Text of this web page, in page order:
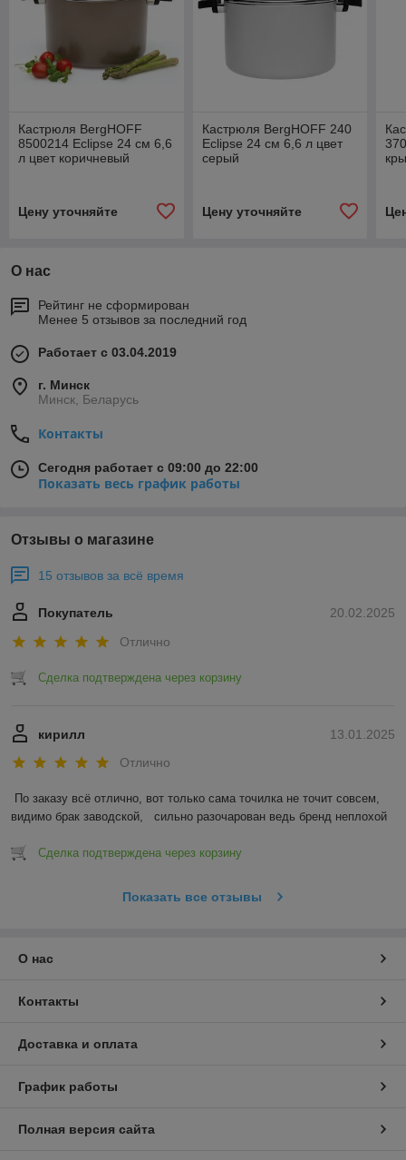
Кастрюля BergHOFF
8500214 Eclipse 24 см 6,6
л цвет коричневый
Цену уточняйте
Кастрюля BergHOFF 240
Eclipse 24 см 6,6 л цвет
серый
Цену уточняйте
О нас
Рейтинг не сформирован
Менее 5 отзывов за последний год
Работает с 03.04.2019
г. Минск
Минск, Беларусь
Контакты
Сегодня работает с 09:00 до 22:00
Показать весь график работы
Отзывы о магазине
15 отзывов за всё время
20.02.2025
Покупатель
Отлично
Сделка подтверждена через корзину
13.01.2025
кирилл
Отлично
По заказу всё отлично, вот только сама точилка не точит совсем,
видимо брак заводской,   сильно разочарован ведь бренд неплохой
Сделка подтверждена через корзину
Показать все отзывы
О нас
Контакты
Доставка и оплата
График работы
Полная версия сайта